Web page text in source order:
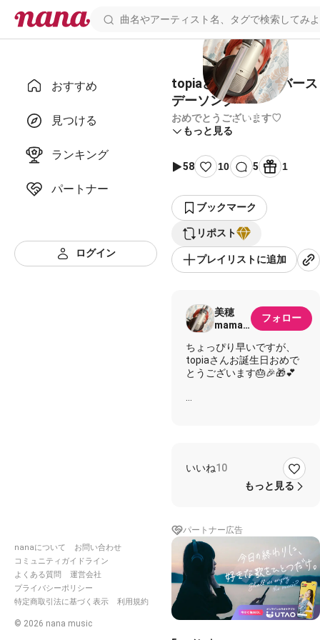
おすすめ
見つける
ランキング
パートナー
ログイン
nanaについて
お問い合わせ
コミュニティガイドライン
よくある質問
運営会社
プライバシーポリシー
特定商取引法に基づく表示
利用規約
© 2026 nana music
topiaさんに捧げるバース
デーソング
おめでとうございます♡
もっと見る
58 10 5 1
ブックマーク
リポスト
プレイリストに追加
美穂
mama(*
ヤホン
推奨 永
遠に安
フォロー
ちょっぴり早いですが、
topiaさんお誕生日おめで
とうございます🎂🎉🎁💕
になってる曲です（笑）✨
歌ウマの理由を整理したく
てB5の紙に書き出してみ
たんだ
高く貫く 抑揚色々
滲んだインクの先に謎が透
いいね10
もっと見る
パートナー広告